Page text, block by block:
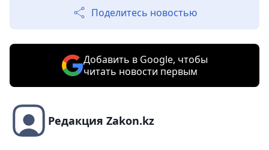
Поделитесь новостью
Добавить в Google, чтобы
читать новости первым
Редакция Zakon.kz